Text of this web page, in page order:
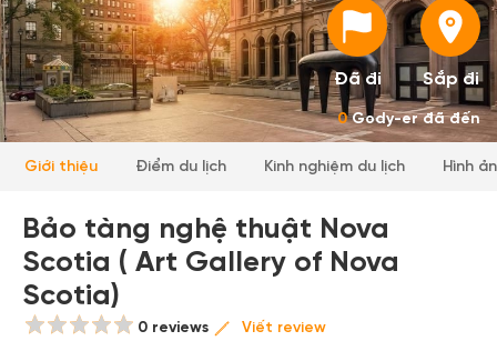
Đã đi Sắp đi
0Gody-er đã đến
Giới thiệu Điểm du lịch Kinh nghiệm du lịch Hình
Bảo tàng nghệ thuật Nova
Scotia ( Art Gallery of Nova
Scotia)
0 reviews Viết review